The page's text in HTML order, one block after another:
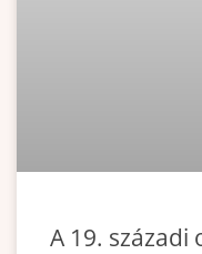
A 19. századi